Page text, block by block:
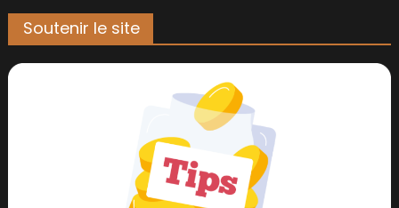
Soutenir le site